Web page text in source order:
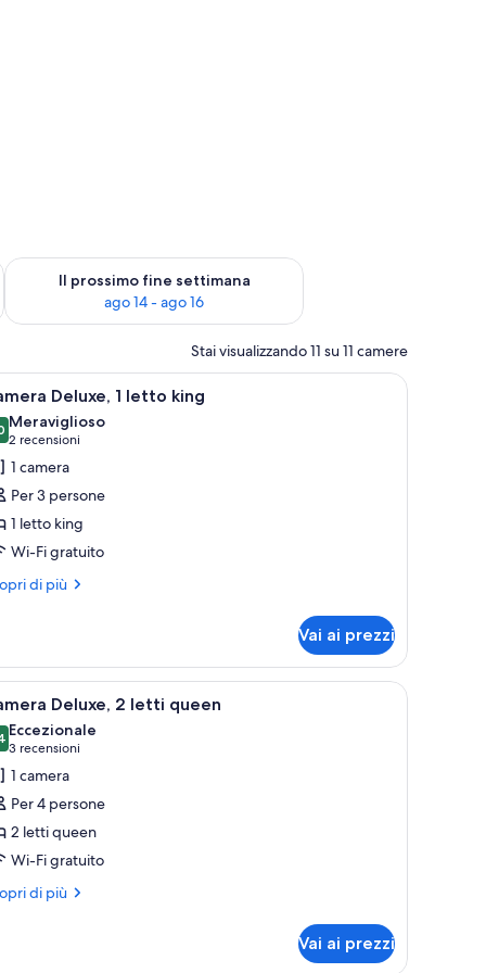
ago 7 - ago 9
Il prossimo fine settimana
ago 14 - ago 16
Verifica la disponibilità per il prossimo fine settimana, ago 14
Stai visualizzando 11 su 11 camere
in piuma Biancheria da letto di alta qualità, copriletto
3 Deluxe, 1 letto king
su 10
Meraviglioso
2 recensioni
(2
recensioni)
1 camera
Per 3 persone
1 letto king
Wi-Fi gratuito
di più
Vai ai prezzi
d'aria fissato al muro.
con copripiumino blu e arancione, una testiera in legno e un
Una camera d'albergo con due letti, una
4 Deluxe, 2 letti queen
su 10
Eccezionale
3 recensioni
(3
recensioni)
1 camera
Per 4 persone
2 letti queen
Wi-Fi gratuito
di più
Vai ai prezzi